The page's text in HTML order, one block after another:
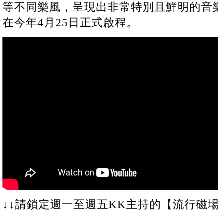
等不同樂風，呈現出非常特別且鮮明的
在今年4月25日正式啟程。
↓↓請鎖定週一至週五KK主持的【流行磁